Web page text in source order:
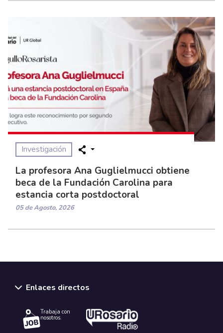
Investigación
La profesora Ana Guglielmucci obtiene
beca de la Fundación Carolina para
estancia corta postdoctoral
05 de Agosto, 2026
Enlaces directos
Trabaja con
nosotros.